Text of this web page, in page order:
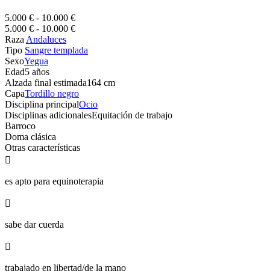
5.000 € - 10.000 €
5.000 € - 10.000 €
Raza Andaluces
Tipo Sangre templada
SexoYegua
Edad5 años
Alzada final estimada164 cm
CapaTordillo negro
Disciplina principalOcio
Disciplinas adicionalesEquitación de trabajo
Barroco
Doma clásica
Otras características

es apto para equinoterapia

sabe dar cuerda

trabajado en libertad/de la mano